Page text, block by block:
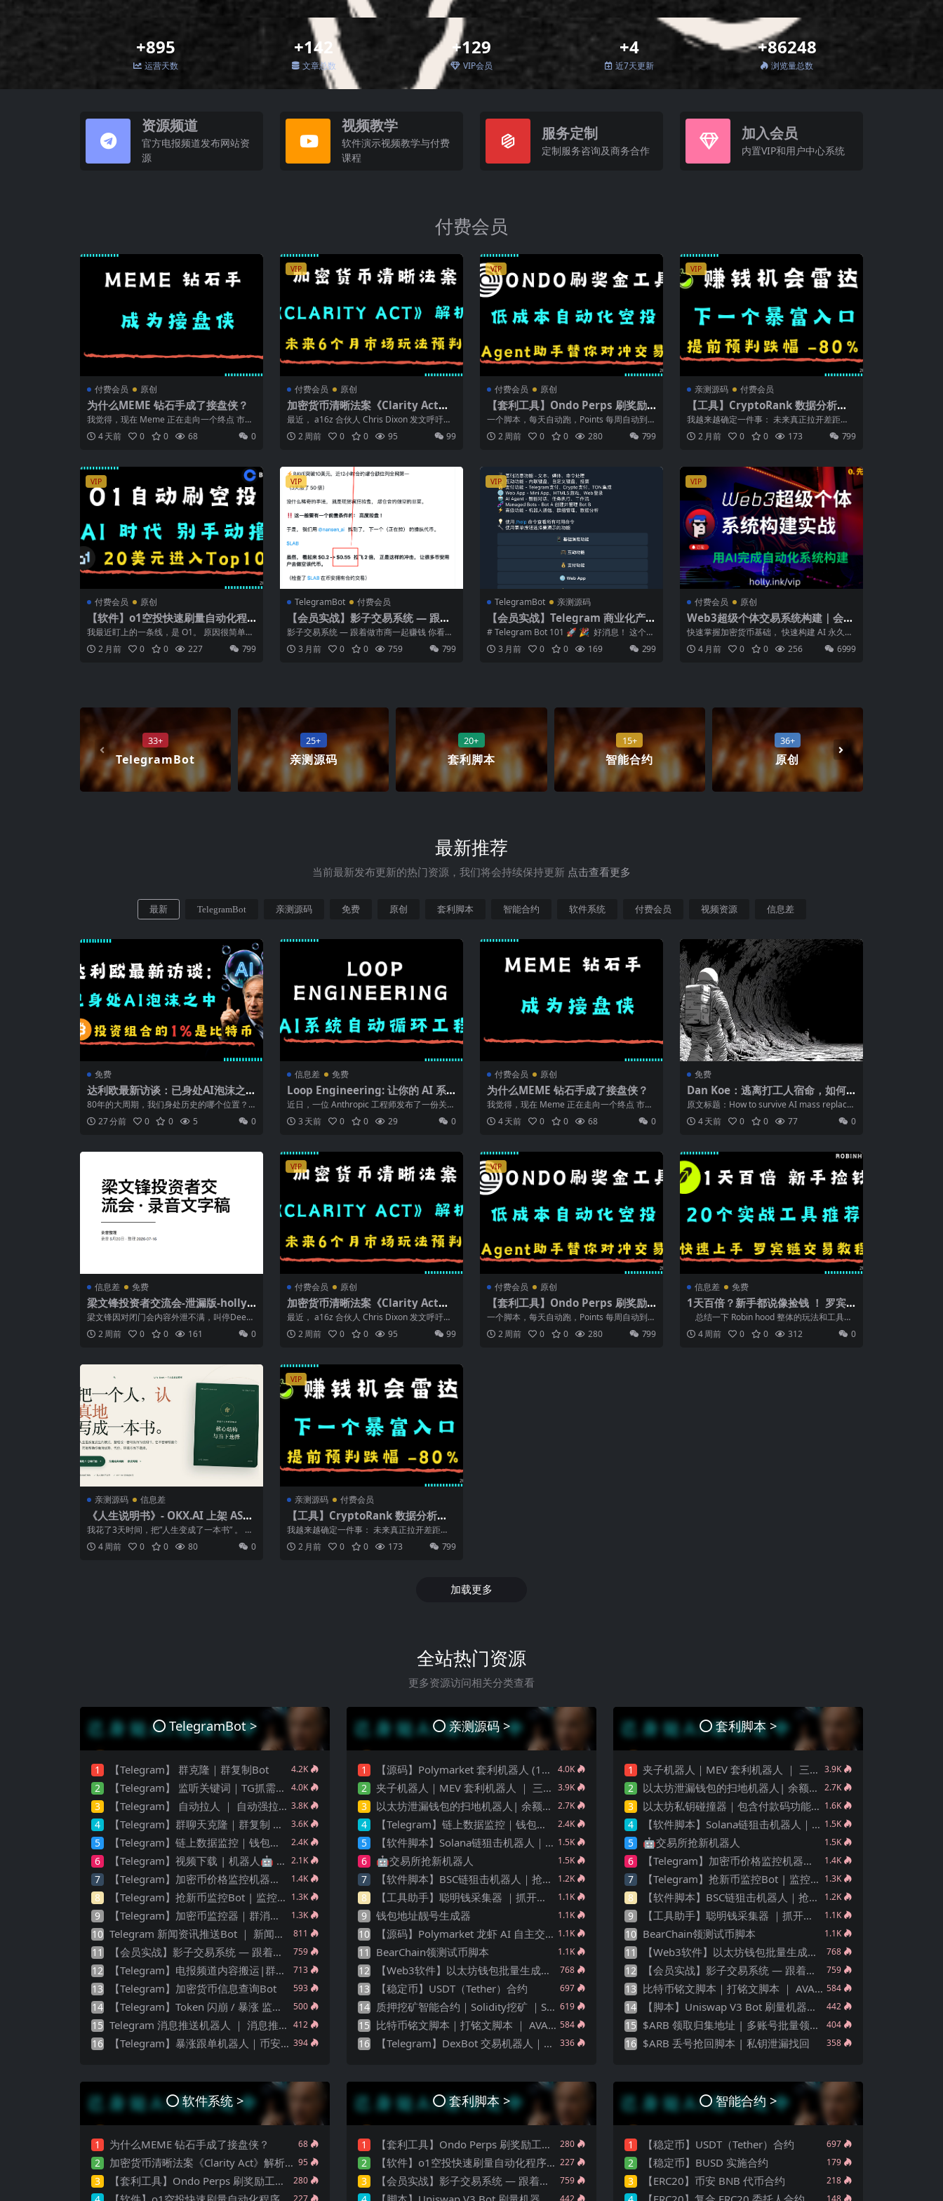
+895
运营天数
+142
文章总数
+129
VIP会员
+4
近7天更新
+86248
浏览量总数
资源频道
官方电报频道发布网站资
源
视频教学
软件演示视频教学与付费
课程
服务定制
定制服务咨询及商务合作
加入会员
内置VIP和用户中心系统
付费会员
付费会员 原创
为什么MEME 钻石手成了接盘侠？
我觉得，现在 Meme 正在走向一个终点 市场
越来越像 ICO 后期。 2017...
4 天前 0 0 68 0
VIP
付费会员 原创
加密货币清晰法案《Clarity Act》
解析 – 未来6个月市场玩法预判
最近， a16z 合伙人 Chris Dixon 发文呼吁通
过 CLARITY ...
2 周前 0 0 95 99
VIP
付费会员 原创
【套利工具】Ondo Perps 刷奖励
工具：$ONDO 低成本自动化空投,
每周 17 万美金 ！
一个脚本，每天自动跑，Points 每周自动到
账。 2026 年，一个叫 Ond...
2 周前 0 0 280 799
VIP
亲测源码 付费会员
【工具】CryptoRank 数据分析技
能｜ 5分钟启动你的赚钱机会系统，
大多数人还在手动找机会 ！
我越来越确定一件事： 未来真正拉开差距
的，不是谁刷信息更勤奋， 而是谁先拥有一
套...2 月前 0 0 173 799
VIP
付费会员 原创
【软件】o1空投快速刷量自动化程
序｜支持 AI Agent
我最近盯上的一条线，是 O1。 原因很简单。
Coinbase 已经把它放进上线...
2 月前 0 0 227 799
VIP
TelegramBot 付费会员
【会员实战】影子交易系统 — 跟着
做市商一起赚钱
影子交易系统 — 跟着做市商一起赚钱 你看到
的是涨跌，我们看到的是做市商的每一步...
3 月前 0 0 759 799
VIP
TelegramBot 亲测源码
【会员实战】Telegram 商业化产品
构建｜支付闭环｜AI Agent 矩阵 ｜
加密货币 ｜ 获客引流 ｜ 官网 90%
核心功能源码
# Telegram Bot 101 🚀 🎉 好消息！ 这个项
目已经完整覆盖了...
3 月前 0 0 169 299
VIP
付费会员 原创
Web3超级个体交易系统构建｜会员
课程
快速掌握加密货币基础， 快速构建 AI 永久基
础设施。 用最快的方案， 搭建起通...
4 月前 0 0 256 6999
33+
TelegramBot
25+
亲测源码
20+
套利脚本
15+
智能合约
36+
原创
最新推荐
当前最新发布更新的热门资源，我们将会持续保持更新 点击查看更多
最新 TelegramBot 亲测源码 免费 原创 套利脚本 智能合约 软件系统 付费会员 视频资源 信息差
免费
达利欧最新访谈：已身处AI泡沫之
中，投资组合的1%是比特币
80年的大周期，我们身处历史的哪个位置？
桥水基金创始人瑞·达利欧（Ray Da...
27 分前 0 0 5 0
信息差 免费
Loop Engineering: 让你的 AI 系
统自动发现任务、交接、验证、保存
状态并进入下一轮
近日，一位 Anthropic 工程师发布了一份关于
「智能体系统的循环工程」的 ...
3 天前 0 0 29 0
付费会员 原创
为什么MEME 钻石手成了接盘侠？
我觉得，现在 Meme 正在走向一个终点 市场
越来越像 ICO 后期。 2017...
4 天前 0 0 68 0
免费
Dan Koe：逃离打工人宿命，如何
在AI替代潮中生存下来？
原文标题：How to survive AI mass replace
ment ...
4 天前 0 0 77 0
信息差 免费
梁文锋投资者交流会-泄漏版-holly.i
nk整理版.pdf
梁文锋因对闭门会内容外泄不满，叫停DeepS
eek第二轮融资 暂停部分源于创始人...
2 周前 0 0 161 0
VIP
付费会员 原创
加密货币清晰法案《Clarity Act》
解析 – 未来6个月市场玩法预判
最近， a16z 合伙人 Chris Dixon 发文呼吁通
过 CLARITY ...
2 周前 0 0 95 99
VIP
付费会员 原创
【套利工具】Ondo Perps 刷奖励
工具：$ONDO 低成本自动化空投,
每周 17 万美金 ！
一个脚本，每天自动跑，Points 每周自动到
账。 2026 年，一个叫 Ond...
2 周前 0 0 280 799
信息差 免费
1天百倍？新手都说像捡钱 ！ 罗宾
汉全网实战 20个工具推荐 ！ 快速上
手罗宾链交易 ！ 小白速成推荐路径
总结一下 Robin hood 整体的玩法和工具，
...
4 周前 0 0 312 0
亲测源码 信息差
《人生说明书》- OKX.AI 上架 ASP
全流程
我花了3天时间，把”人生变成了一本书” 。 发
布到了 h...
4 周前 0 0 80 0
VIP
亲测源码 付费会员
【工具】CryptoRank 数据分析技
能｜ 5分钟启动你的赚钱机会系统，
大多数人还在手动找机会 ！
我越来越确定一件事： 未来真正拉开差距
的，不是谁刷信息更勤奋， 而是谁先拥有一
套...2 月前 0 0 173 799
加载更多
全站热门资源
更多资源访问相关分类查看
TelegramBot >
1 【Telegram】 群克隆｜群复制Bot 4.2K
2 【Telegram】 监听关键词｜TG抓需求 ｜ 实时监测频道 4.0K
3 【Telegram】 自动拉人 ｜ 自动强拉机器人 ｜电报群拉人Bot🤖️ 3.8K
4 【Telegram】群聊天克隆｜群复制 ｜Telegram 历史记录转发 3.6K
5 【Telegram】链上数据监控｜钱包交易监控 2.4K
6 【Telegram】视频下载 | 机器人🤖️ ｜电报群视频下载 2.1K
7 【Telegram】加密币价格监控机器人🤖️｜价格报警 ｜图表信息 1.4K
8 【Telegram】抢新币监控Bot | 监控新币上架 ｜ 币圈抢新 ｜ 狙击机器人 1.3K
9 【Telegram】加密币监控器｜群消息监控｜代币统计 1.3K
10 Telegram 新闻资讯推送Bot ｜ 新闻发布 ｜群消息推送 ｜Telegram 811
11 【会员实战】影子交易系统 — 跟着做市商一起赚钱 759
12 【Telegram】电报频道内容搬运|群内容转发 713
13 【Telegram】加密货币信息查询Bot 593
14 【Telegram】Token 闪崩 / 暴涨 监控机器人 ｜加密货币套利 500
15 Telegram 消息推送机器人 ｜ 消息推送 ｜ 🤖️ 412
16 【Telegram】暴涨跟单机器人｜币安机器人 394
亲测源码 >
1 【源码】Polymarket 套利机器人 (15分钟高频交易) — 稳定运行版｜更新5种策略 4.0K
2 夹子机器人｜MEV 套利机器人 ｜ 三明治机器人 ｜ 抢跑机器人 ｜ 绿色安全版源码 ｜ 多语言版本 Python 、JS、Rust | 多链 3.9K
3 以太坊泄漏钱包的扫地机器人| 余额转移 | 钱包监控 2.7K
4 【Telegram】链上数据监控｜钱包交易监控 2.4K
5 【软件脚本】Solana链狙击机器人｜抢新狙击交易｜自动化狙击｜合约貔貅检查｜完整源码｜支持二次开发 1.5K
6 🤖️交易所抢新机器人 1.5K
7 【软件脚本】BSC链狙击机器人｜抢新狙击交易｜自动化狙击｜合约貔貅检查｜完整源码｜支持二次开发 1.2K
8 【工具助手】聪明钱采集器 ｜抓开盘SmartMoney ｜ 抢新钱包批量采集 ｜土狗高端玩家追踪器 ｜源码下载 1.1K
9 钱包地址靓号生成器 1.1K
10 【源码】Polymarket 龙虾 AI 自主交易技能 ｜ 全市场｜零基础 ｜多策略 ｜自然语言 1.1K
11 BearChain领测试币脚本 1.1K
12 【Web3软件】以太坊钱包批量生成器｜批量创建私钥｜本地离线安全版 768
13 【稳定币】USDT（Tether）合约 697
14 质押挖矿智能合约｜Solidity挖矿 ｜Solidity质押 ｜ 支持ARB链 619
15 比特币铭文脚本｜打铭文脚本 ｜ AVAX、Polygon、Base 打铭文｜ 源码工具 ｜监控群组 584
16 【Telegram】DexBot 交易机器人｜TG Bot ｜ 仿 Pepe Boots 、GMGN 336
套利脚本 >
1 夹子机器人｜MEV 套利机器人 ｜ 三明治机器人 ｜ 抢跑机器人 ｜ 绿色安全版源码 ｜ 多语言版本 Python 、JS、Rust | 多链 3.9K
2 以太坊泄漏钱包的扫地机器人| 余额转移 | 钱包监控 2.7K
3 以太坊私钥碰撞器｜包含付款码功能 ｜ 桌面端 ｜ 源码部署打包 1.6K
4 【软件脚本】Solana链狙击机器人｜抢新狙击交易｜自动化狙击｜合约貔貅检查｜完整源码｜支持二次开发 1.5K
5 🤖️交易所抢新机器人 1.5K
6 【Telegram】加密币价格监控机器人🤖️｜价格报警 ｜图表信息 1.4K
7 【Telegram】抢新币监控Bot | 监控新币上架 ｜ 币圈抢新 ｜ 狙击机器人 1.3K
8 【软件脚本】BSC链狙击机器人｜抢新狙击交易｜自动化狙击｜合约貔貅检查｜完整源码｜支持二次开发 1.2K
9 【工具助手】聪明钱采集器 ｜抓开盘SmartMoney ｜ 抢新钱包批量采集 ｜土狗高端玩家追踪器 ｜源码下载 1.1K
10 BearChain领测试币脚本 1.1K
11 【Web3软件】以太坊钱包批量生成器｜批量创建私钥｜本地离线安全版 768
12 【会员实战】影子交易系统 — 跟着做市商一起赚钱 759
13 比特币铭文脚本｜打铭文脚本 ｜ AVAX、Polygon、Base 打铭文｜ 源码工具 ｜监控群组 584
14 【脚本】Uniswap V3 Bot 刷量机器人｜刷交易量｜画K线 442
15 $ARB 领取归集地址 | 多账号批量领取脚本工具 404
16 $ARB 丢号抢回脚本 | 私钥泄漏找回 358
软件系统 >
1 为什么MEME 钻石手成了接盘侠？ 68
2 加密货币清晰法案《Clarity Act》解析 – 未来6个月市场玩法预判 95
3 【套利工具】Ondo Perps 刷奖励工具：$ONDO 低成本自动化空投, 每周 17 万美金 ！ 280
227
套利脚本 >
1 【套利工具】Ondo Perps 刷奖励工具：$ONDO 低成本自动化空投, 每周 17 万美金 ！ 280
2 【软件】o1空投快速刷量自动化程序｜支持 AI Agent 227
3 【会员实战】影子交易系统 — 跟着做市商一起赚钱 759
442
智能合约 >
1 【稳定币】USDT（Tether）合约 697
2 【稳定币】BUSD 实施合约 179
3 【ERC20】币安 BNB 代币合约 218
148